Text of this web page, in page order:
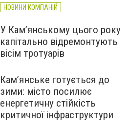
НОВИНИ КОМПАНІЙ
У Кам’янському цього року
капітально відремонтують
вісім тротуарів
Кам’янське готується до
зими: місто посилює
енергетичну стійкість
критичної інфраструктури